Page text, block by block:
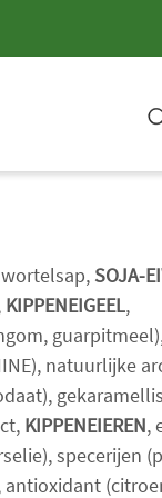
SOJA-
KIPPENEIGEEL,
natuurlijke
KIPPENEIEREN,
specerijen